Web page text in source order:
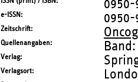
0950-
e-ISSN 0950-
Zeitschrift
Quellenangaben
Verlag
Verlagsort